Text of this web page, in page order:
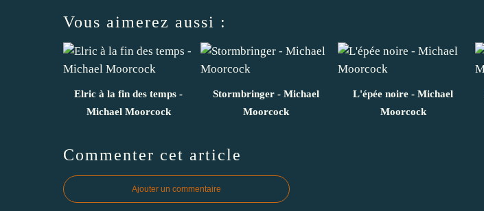
Vous aimerez aussi :
Elric à la fin des temps -
Michael Moorcock
Stormbringer - Michael
Moorcock
L'épée noire - Michael
Moorcock
Commenter cet article
Ajouter un commentaire